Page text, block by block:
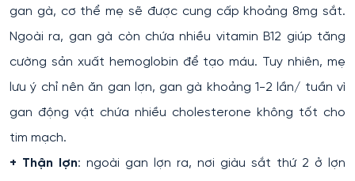
gan gà, cơ thể mẹ sẽ được cung cấp khoảng 8mg sắt.
Ngoài ra, gan gà còn chứa nhiều vitamin B12 giúp tăng
cường sản xuất hemoglobin để tạo máu. Tuy nhiên, mẹ
lưu ý chỉ nên ăn gan lợn, gan gà khoảng 1-2 lần/ tuần vì
gan động vật chứa nhiều cholesterone không tốt cho
tim mạch.
+ Thận lợn: ngoài gan lợn ra, nơi giàu sắt thứ 2 ở lợn